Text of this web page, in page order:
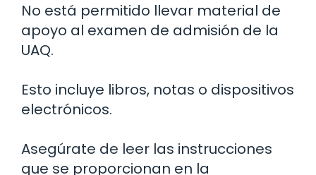
No está permitido llevar material de
apoyo al examen de admisión de la
UAQ.
Esto incluye libros, notas o dispositivos
electrónicos.
Asegúrate de leer las instrucciones
que se proporcionan en la